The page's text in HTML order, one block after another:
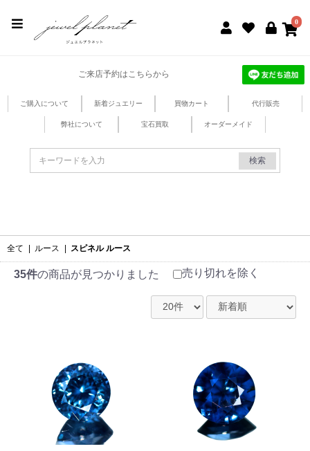
0
ご来店予約はこちらから
ご購入について 新着ジュエリー 買物カート 代行販売
弊社について 宝石買取 オーダーメイド
検索
全て ルース スピネル ルース
35件の商品が見つかりました 売り切れを除く